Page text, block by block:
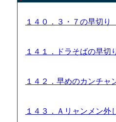
１４０．３・７の早切り
１４１．ドラそばの早切
１４２．早めのカンチ
１４３．Ａリャンメン外